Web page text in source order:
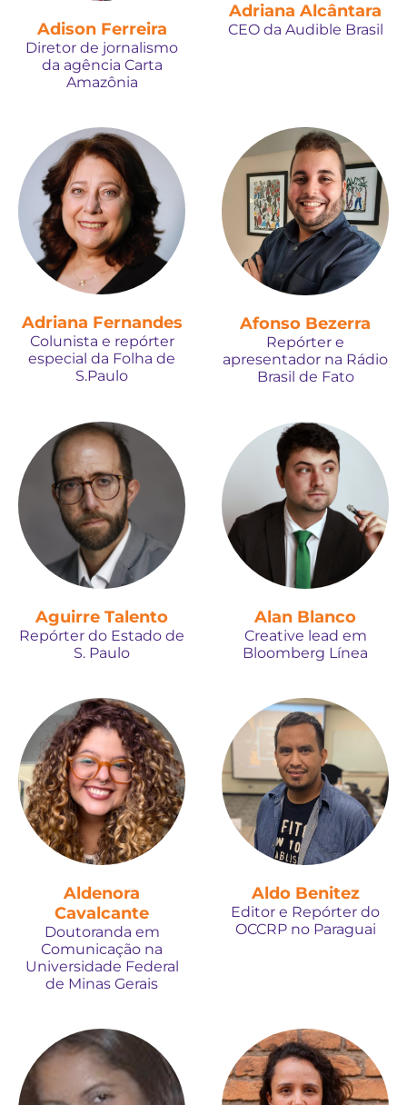
Adison Ferreira
Diretor de jornalismo
da agência Carta
Amazônia
Adriana Alcântara
CEO da Audible Brasil
Adriana Fernandes
Colunista e repórter
especial da Folha de
S.Paulo
Afonso Bezerra
Repórter e
apresentador na Rádio
Brasil de Fato
Aguirre Talento
Repórter do Estado de
S. Paulo
Alan Blanco
Creative lead em
Bloomberg Línea
Aldenora
Cavalcante
Doutoranda em
Comunicação na
Universidade Federal
de Minas Gerais
Aldo Benitez
Editor e Repórter do
OCCRP no Paraguai